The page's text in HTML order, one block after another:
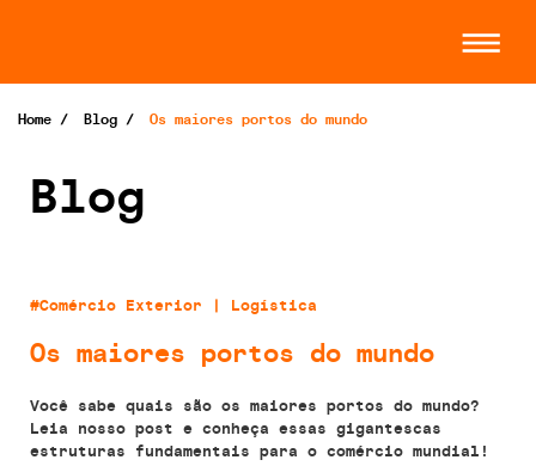
Home / Blog / Os maiores portos do mundo
Blog
#Comércio Exterior | Logística
Os maiores portos do mundo
Você sabe quais são os maiores portos do mundo?
Leia nosso post e conheça essas gigantescas
estruturas fundamentais para o comércio mundial!